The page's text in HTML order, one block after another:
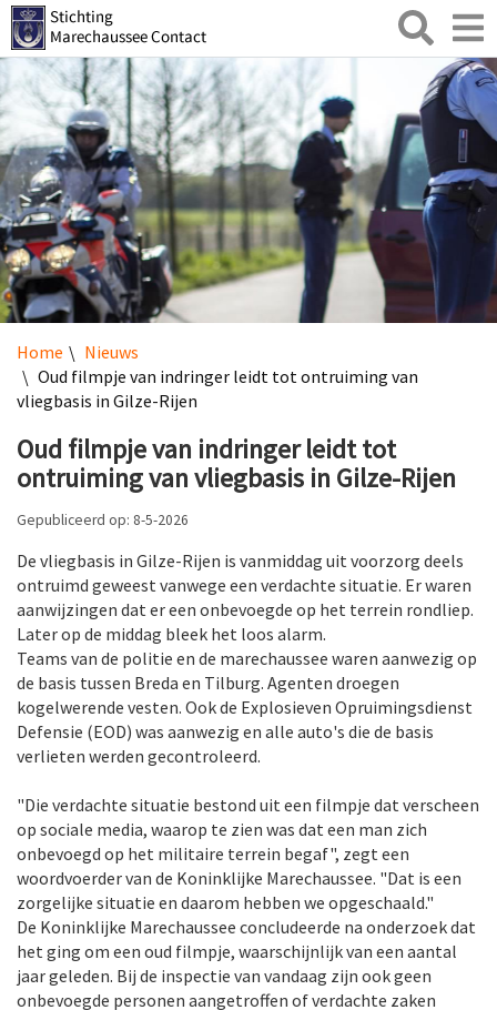
Zoeken
Home
Nieuws
Oud filmpje van indringer leidt tot ontruiming van
vliegbasis in Gilze-Rijen
Oud filmpje van indringer leidt tot
ontruiming van vliegbasis in Gilze-Rijen
Gepubliceerd op: 8-5-2026
De vliegbasis in Gilze-Rijen is vanmiddag uit voorzorg deels
ontruimd geweest vanwege een verdachte situatie. Er waren
aanwijzingen dat er een onbevoegde op het terrein rondliep.
Later op de middag bleek het loos alarm.
Teams van de politie en de marechaussee waren aanwezig op
de basis tussen Breda en Tilburg. Agenten droegen
kogelwerende vesten. Ook de Explosieven Opruimingsdienst
Defensie (EOD) was aanwezig en alle auto's die de basis
verlieten werden gecontroleerd.
"Die verdachte situatie bestond uit een filmpje dat verscheen
op sociale media, waarop te zien was dat een man zich
onbevoegd op het militaire terrein begaf", zegt een
woordvoerder van de Koninklijke Marechaussee. "Dat is een
zorgelijke situatie en daarom hebben we opgeschaald."
De Koninklijke Marechaussee concludeerde na onderzoek dat
het ging om een oud filmpje, waarschijnlijk van een aantal
jaar geleden. Bij de inspectie van vandaag zijn ook geen
onbevoegde personen aangetroffen of verdachte zaken